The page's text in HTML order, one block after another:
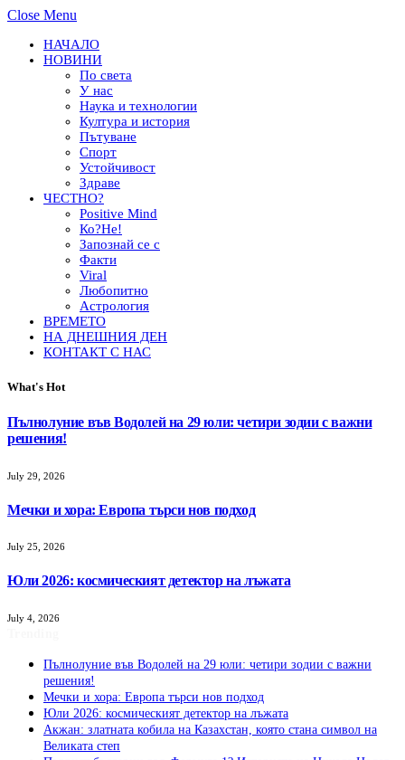
Close Menu
НАЧАЛО
НОВИНИ
По света
У нас
Наука и технологии
Култура и история
Пътуване
Спорт
Устойчивост
Здраве
ЧЕСТНО?
Positive Mind
Ко?Не!
Запознай се с
Факти
Viral
Любопитно
Астрология
ВРЕМЕТО
НА ДНЕШНИЯ ДЕН
КОНТАКТ С НАС
What's Hot
Пълнолуние във Водолей на 29 юли: четири зодии с важни
решения!
July 29, 2026
Мечки и хора: Европа търси нов подход
July 25, 2026
Юли 2026: космическият детектор на лъжата
July 4, 2026
Пълнолуние във Водолей на 29 юли: четири зодии с важни
решения!
Мечки и хора: Европа търси нов подход
Юли 2026: космическият детектор на лъжата
Акжан: златната кобила на Казахстан, която стана символ на
Великата степ